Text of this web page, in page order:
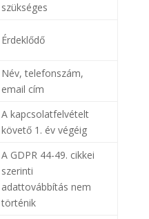
szükséges
Érdeklődő
Név, telefonszám,
email cím
A kapcsolatfelvételt
követő 1. év végéig
A GDPR 44-49. cikkei
szerinti
adattovábbítás nem
történik